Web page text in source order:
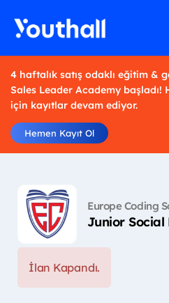
4 haftalık satış odaklı eğitim &
Sales Leader Academy başladı!
için kayıtlar devam ediyor.
Hemen Kayıt Ol
Europe Coding
Junior
İlan Kapandı.